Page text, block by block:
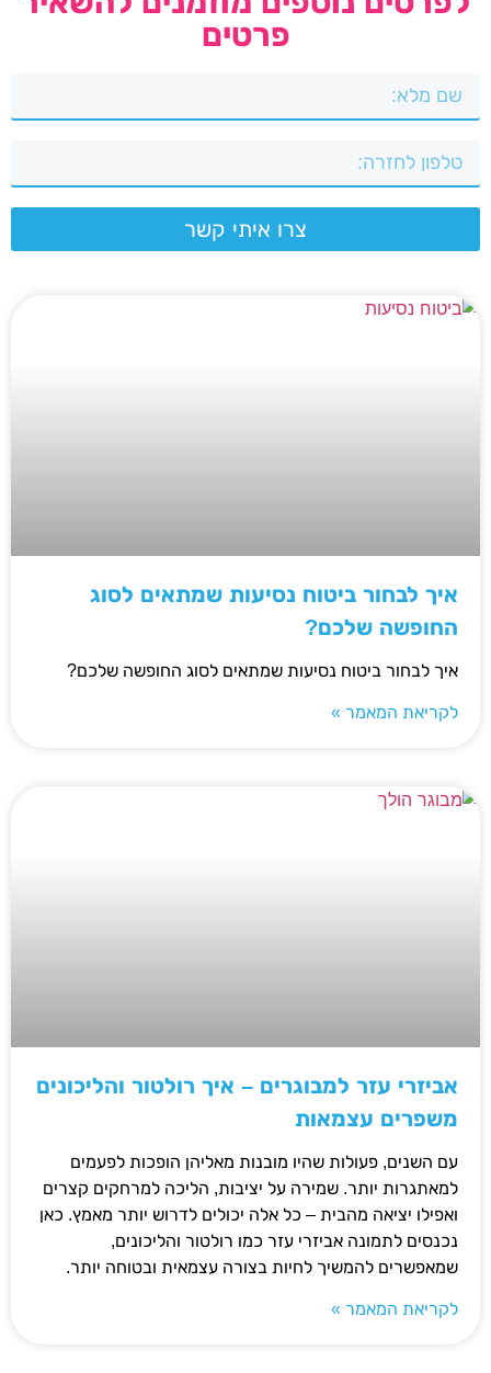
פרטים
צרו איתי קשר
איך לבחור ביטוח נסיעות שמתאים לסוג
החופשה שלכם?
איך לבחור ביטוח נסיעות שמתאים לסוג החופשה שלכם?
לקריאת המאמר »
אביזרי עזר למבוגרים – איך רולטור והליכונים
משפרים עצמאות
עם השנים, פעולות שהיו מובנות מאליהן הופכות לפעמים
למאתגרות יותר. שמירה על יציבות, הליכה למרחקים קצרים
ואפילו יציאה מהבית – כל אלה יכולים לדרוש יותר מאמץ. כאן
נכנסים לתמונה אביזרי עזר כמו רולטור והליכונים,
שמאפשרים להמשיך לחיות בצורה עצמאית ובטוחה יותר.
לקריאת המאמר »